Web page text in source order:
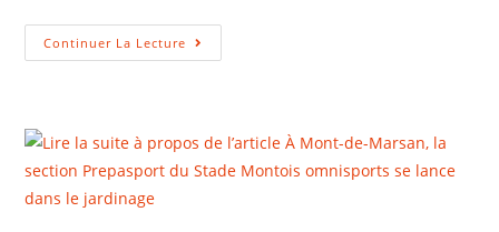
Continuer La Lecture Coupe
De
L’interview